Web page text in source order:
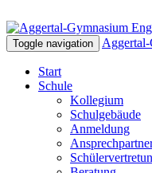
Toggle navigation
Start
Schule
Kollegium
Schulgebäude
Anmeldung